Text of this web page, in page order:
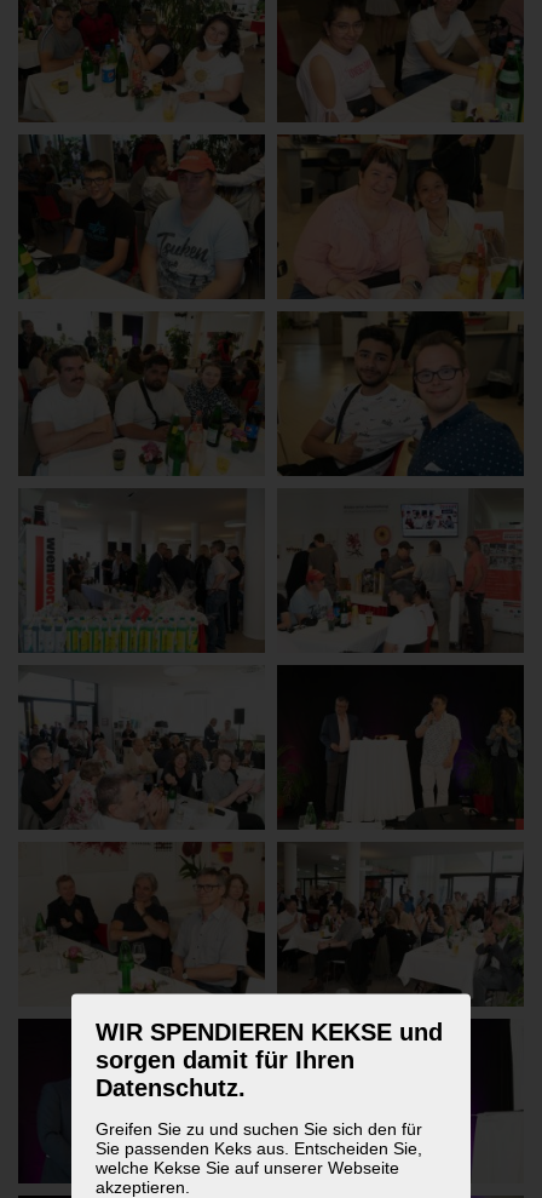
WIR SPENDIEREN KEKSE und
sorgen damit für Ihren
Datenschutz.
Greifen Sie zu und suchen Sie sich den für
Sie passenden Keks aus. Entscheiden Sie,
welche Kekse Sie auf unserer Webseite
akzeptieren.